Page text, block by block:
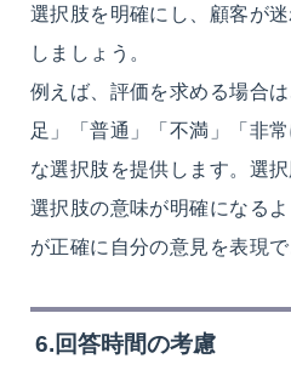
選択肢を明確にし、顧客が
しましょう。
例えば、評価を求める場合
足」「普通」「不満」「非
な選択肢を提供します。選
選択肢の意味が明確になる
が正確に自分の意見を表現
6.回答時間の考慮